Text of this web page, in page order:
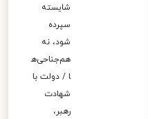
شایسته
سپرده
شود، نه
هم‌جناحی‌ه
ا / دولت با
شهادت
رهبر،